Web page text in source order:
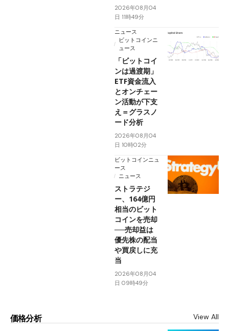
2026年08月04
日 11時49分
ニュース
ビットコインニ
ュース
「ビットコイ
ンは過渡期」
ETF資金流入
とオンチェー
ン活動が下支
え＝グラスノ
ード分析
2026年08月04
日 10時02分
ビットコインニュ
ース
ニュース
ストラテジ
ー、164億円
相当のビット
コインを売却
──売却益は
優先株の配当
や買戻しに充
当
2026年08月04
日 09時49分
価格分析 View All